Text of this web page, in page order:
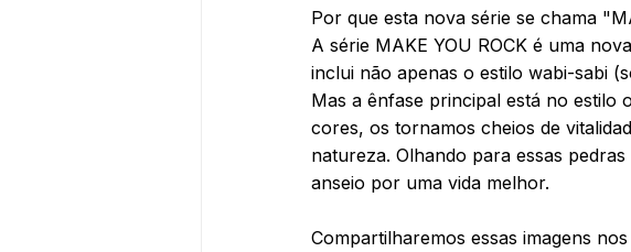
Por que esta nova série se chama
A série MAKE YOU ROCK é uma
inclui não apenas o estilo wabi-sabi
Mas a ênfase principal está no estilo
cores, os tornamos cheios de
natureza. Olhando para essas
anseio por uma vida melhor.
Compartilharemos essas imagens